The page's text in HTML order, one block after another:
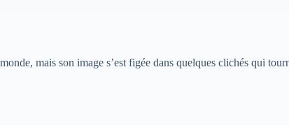
mais son image s’est figée dans quelques clichés qui